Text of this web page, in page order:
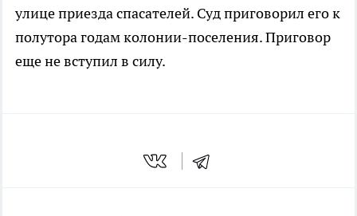
улице приезда спасателей. Суд приговорил его к
полутора годам колонии-поселения. Приговор
еще не вступил в силу.